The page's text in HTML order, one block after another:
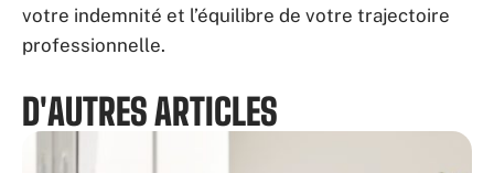
votre indemnité et l’équilibre de votre trajectoire
professionnelle.
D'AUTRES ARTICLES